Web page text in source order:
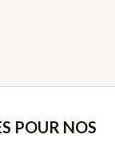
POUR NOS